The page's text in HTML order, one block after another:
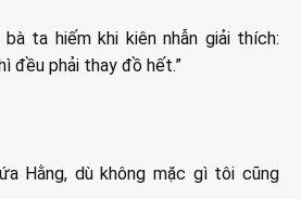
ta hiếm khi kiên nhẫn giải thích:
đều phải thay đồ hết.”
Hằng, dù không mặc gì tôi cũng